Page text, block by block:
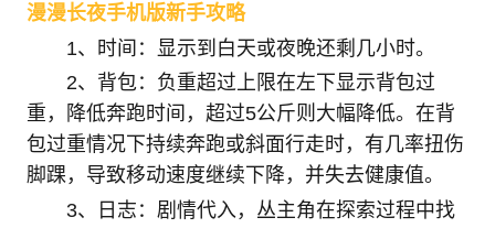
漫漫长夜手机版新手攻略
1、时间：显示到白天或夜晚还剩几小时。
2、背包：负重超过上限在左下显示背包过
重，降低奔跑时间，超过5公斤则大幅降低。在背
包过重情况下持续奔跑或斜面行走时，有几率扭伤
脚踝，导致移动速度继续下降，并失去健康值。
3、日志：剧情代入，丛主角在探索过程中找